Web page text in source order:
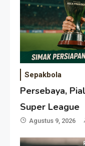
Sepakbola
Persebaya,
Super League
Agustus 9, 2026